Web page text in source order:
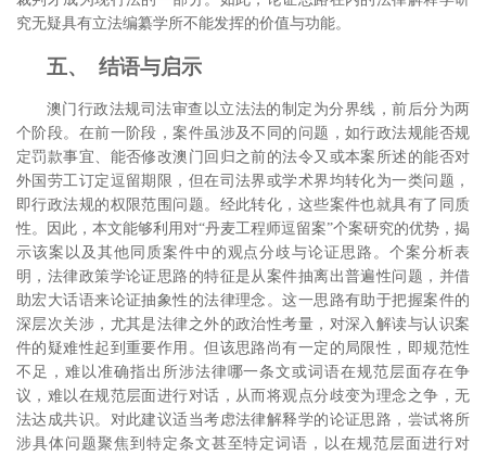
究无疑具有立法编纂学所不能发挥的价值与功能。
五、 结语与启示
澳门行政法规司法审查以立法法的制定为分界线，前后分为两
个阶段。在前一阶段，案件虽涉及不同的问题，如行政法规能否规
定罚款事宜、能否修改澳门回归之前的法令又或本案所述的能否对
外国劳工订定逗留期限，但在司法界或学术界均转化为一类问题，
即行政法规的权限范围问题。 经此转化，这些案件也就具有了同质
性。因此，本文能够利用对“丹麦工程师逗留案”个案研究的优势，揭
示该案以及其他同质案件中的观点分歧与论证思路。个案分析表
明，法律政策学论证思路的特征是从案件抽离出普遍性问题，并借
助宏大话语来论证抽象性的法律理念。这一思路有助于把握案件的
深层次关涉，尤其是法律之外的政治性考量，对深入解读与认识案
件的疑难性起到重要作用。但该思路尚有一定的局限性，即规范性
不足，难以准确指出所涉法律哪一条文或词语在规范层面存在争
议，难以在规范层面进行对话，从而将观点分歧变为理念之争，无
法达成共识。对此建议适当考虑法律解释学的论证思路，尝试将所
涉具体问题聚焦到特定条文甚至特定词语，以在规范层面进行对